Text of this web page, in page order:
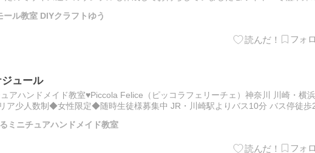
ール教室 DIYクラフトゆう
ュール
アハンドメイド教室♥Piccola Felice（ピッコラフェリーチェ）神奈川 川崎・横浜
ア少人数制◆女性限定◆随時生徒様募集中 JR・川崎駅よりバス10分 バス停徒歩2
ミニチュアハンドメイド教室